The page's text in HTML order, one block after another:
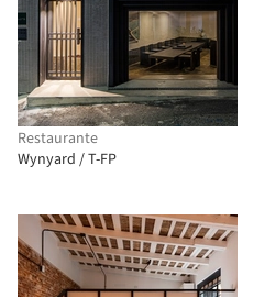
Restaurante
Wynyard / T-FP